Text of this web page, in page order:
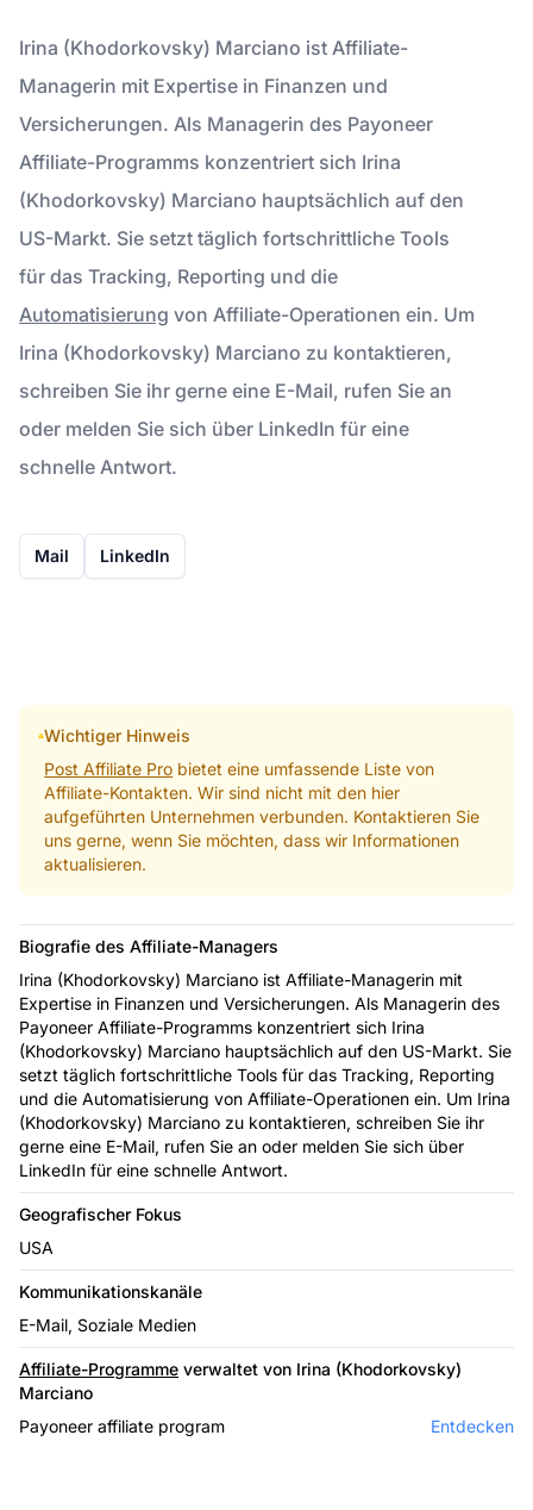
Irina (Khodorkovsky) Marciano ist Affiliate-
Managerin mit Expertise in Finanzen und
Versicherungen. Als Managerin des Payoneer
Affiliate-Programms konzentriert sich Irina
(Khodorkovsky) Marciano hauptsächlich auf den
US-Markt. Sie setzt täglich fortschrittliche Tools
für das Tracking, Reporting und die
Automatisierung von Affiliate-Operationen ein. Um
Irina (Khodorkovsky) Marciano zu kontaktieren,
schreiben Sie ihr gerne eine E-Mail, rufen Sie an
oder melden Sie sich über LinkedIn für eine
schnelle Antwort.
Mail LinkedIn
Wichtiger Hinweis
Post Affiliate Pro bietet eine umfassende Liste von
Affiliate-Kontakten. Wir sind nicht mit den hier
aufgeführten Unternehmen verbunden. Kontaktieren Sie
uns gerne, wenn Sie möchten, dass wir Informationen
aktualisieren.
Biografie des Affiliate-Managers
Irina (Khodorkovsky) Marciano ist Affiliate-Managerin mit
Expertise in Finanzen und Versicherungen. Als Managerin des
Payoneer Affiliate-Programms konzentriert sich Irina
(Khodorkovsky) Marciano hauptsächlich auf den US-Markt. Sie
setzt täglich fortschrittliche Tools für das Tracking, Reporting
und die Automatisierung von Affiliate-Operationen ein. Um Irina
(Khodorkovsky) Marciano zu kontaktieren, schreiben Sie ihr
gerne eine E-Mail, rufen Sie an oder melden Sie sich über
LinkedIn für eine schnelle Antwort.
Geografischer Fokus
USA
Kommunikationskanäle
E-Mail, Soziale Medien
Affiliate-Programme verwaltet von Irina (Khodorkovsky)
Marciano
Payoneer affiliate program
Entdecken